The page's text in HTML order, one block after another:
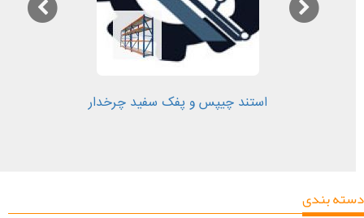
استند چیپس و پفک سفید چرخدار
دسته بندی